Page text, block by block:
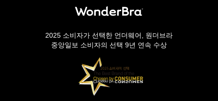
2025 소비자가 선택한 언더웨어, 원더브라
중앙일보 소비자의 선택 9년 연속 수상